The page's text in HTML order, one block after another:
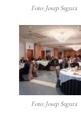
Foto: Josep Segura
Foto: Josep Segura